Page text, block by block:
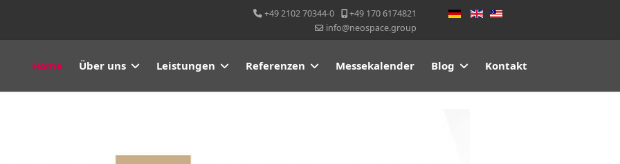
+49 2102 70344-0
+49 170 6174821
info@neospace.group
Sprache auswählen
Home Über uns Leistungen Referenzen Messekalender Blog Kontakt